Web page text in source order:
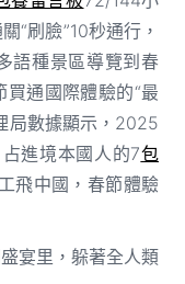
“刷臉”10秒通行，
語種景區導覽到春
通國際體驗的“最
局數據顯示，2025
進境本國人的7包
飛中國，春節體驗
宴里，躲著全人類